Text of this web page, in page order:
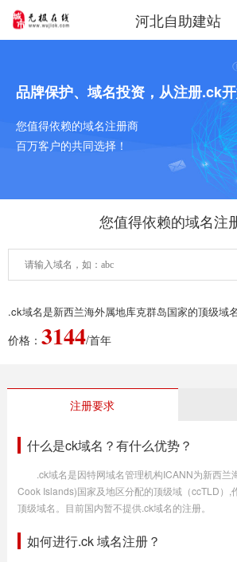
河北自助建站
品牌保护、域名投资，从注册.ck
您值得依赖的域名注册商
百万客户的共同选择！
您值得依赖的域名注
.ck域名是新西兰海外属地库克群岛国家的顶级域名
价格： 3144/首年
注册要求
什么是ck域名？有什么优势？
.ck域名是因特网域名管理机构ICANN为新西兰
Cook Islands)国家及地区分配的顶级域（ccTLD）,
顶级域名。目前国内暂不提供.ck域名的注册。
如何进行.ck 域名注册？